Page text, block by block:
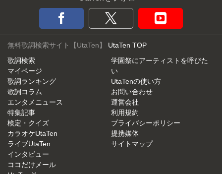
無料歌詞検索サイト【UtaTen】 UtaTen TOP
歌詞検索
マイページ
歌詞ランキング
歌詞コラム
エンタメニュース
特集記事
検定・クイズ
カラオケUtaTen
ライブUtaTen
インタビュー
ココだけメール
学園祭にアーティストを呼びた
い
UtaTenの使い方
お問い合わせ
運営会社
利用規約
プライバシーポリシー
提携媒体
サイトマップ